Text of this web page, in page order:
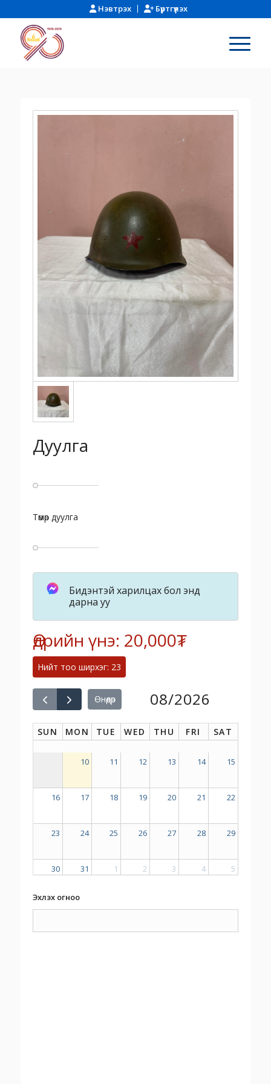
Нэвтрэх Бүртгүүлэх
Дуулга
Төмөр дуулга
Бидэнтэй харилцах бол энд
дарна уу
Өдрийн үнэ: 20,000₮
Нийт тоо ширхэг: 23
Өнөөдөр 08/2026
SUN MON TUE WED THU FRI SAT
10 11 12 13 14 15
16 17 18 19 20 21 22
23 24 25 26 27 28 29
30 31 1 2 3 4 5
Эхлэх огноо